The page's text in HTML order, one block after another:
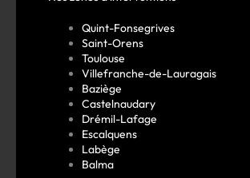
Quint-Fonsegrives
Saint-Orens
Toulouse
Villefranche-de-Lauragais
Baziège
Castelnaudary
Drémil-Lafage
Escalquens
Labège
Balma